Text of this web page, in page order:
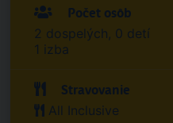
Počet osôb
2 dospelých, 0 detí
1 izba
Stravovanie
All Inclusive